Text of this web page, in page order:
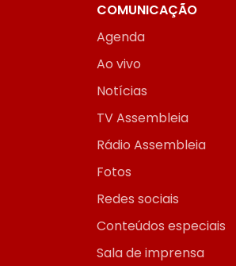
COMUNICAÇÃO
Agenda
Ao vivo
Notícias
TV Assembleia
Rádio Assembleia
Fotos
Redes sociais
Conteúdos especiais
Sala de imprensa